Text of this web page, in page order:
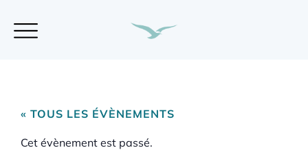
« TOUS LES ÉVÈNEMENTS
Cet évènement est passé.